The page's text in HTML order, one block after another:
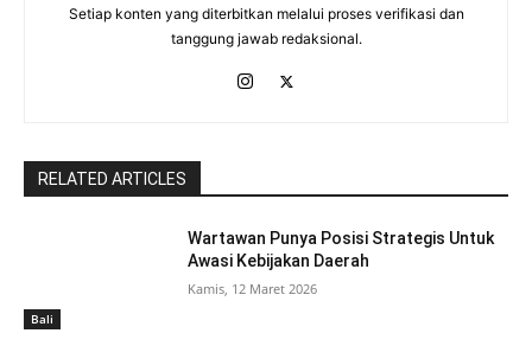
Setiap konten yang diterbitkan melalui proses verifikasi dan
tanggung jawab redaksional.
RELATED ARTICLES
Bali
Wartawan Punya Posisi Strategis Untuk
Awasi Kebijakan Daerah
Kamis, 12 Maret 2026